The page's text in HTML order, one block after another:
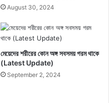
August 30, 2024
মেয়েদের শরীরের কোন অঙ্গ সবসময় গরম থাকে
(Latest Update)
September 2, 2024